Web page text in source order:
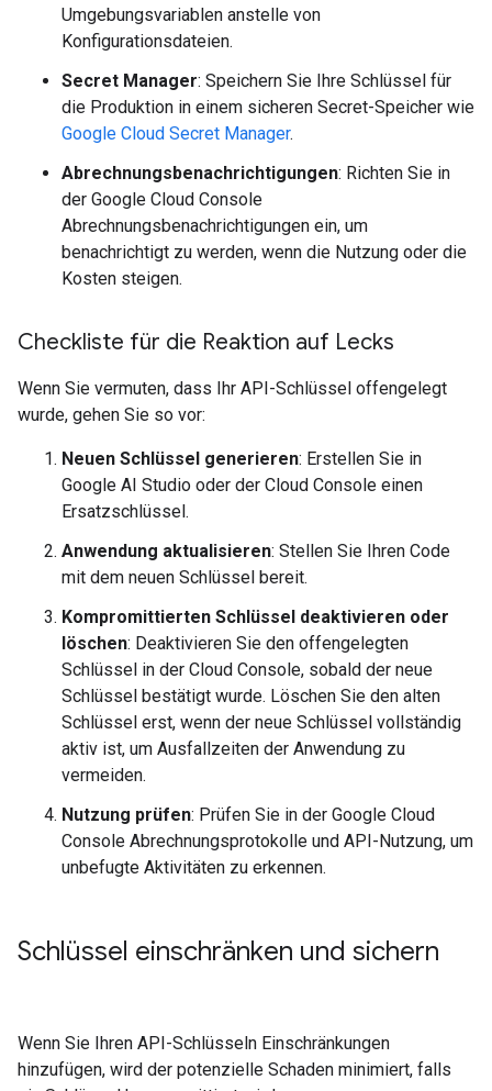
Umgebungsvariablen anstelle von
Konfigurationsdateien.
Secret Manager: Speichern Sie Ihre Schlüssel für
die Produktion in einem sicheren Secret-Speicher wie
Google Cloud Secret Manager.
Abrechnungsbenachrichtigungen: Richten Sie in
der Google Cloud Console
Abrechnungsbenachrichtigungen ein, um
benachrichtigt zu werden, wenn die Nutzung oder die
Kosten steigen.
Checkliste für die Reaktion auf Lecks
Wenn Sie vermuten, dass Ihr API-Schlüssel offengelegt
wurde, gehen Sie so vor:
Neuen Schlüssel generieren: Erstellen Sie in
Google AI Studio oder der Cloud Console einen
Ersatzschlüssel.
Anwendung aktualisieren: Stellen Sie Ihren Code
mit dem neuen Schlüssel bereit.
Kompromittierten Schlüssel deaktivieren oder
löschen: Deaktivieren Sie den offengelegten
Schlüssel in der Cloud Console, sobald der neue
Schlüssel bestätigt wurde. Löschen Sie den alten
Schlüssel erst, wenn der neue Schlüssel vollständig
aktiv ist, um Ausfallzeiten der Anwendung zu
vermeiden.
Nutzung prüfen: Prüfen Sie in der Google Cloud
Console Abrechnungsprotokolle und API-Nutzung, um
unbefugte Aktivitäten zu erkennen.
Schlüssel einschränken und sichern
Wenn Sie Ihren API-Schlüsseln Einschränkungen
hinzufügen, wird der potenzielle Schaden minimiert, falls